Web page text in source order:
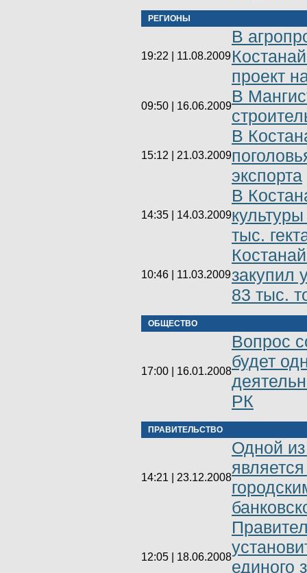
РЕГИОНЫ
19:22 | 11.08.2009
В
проект
09:50 | 16.06.2009
В
15:12 | 21.03.2009
В
экспорта
14:35 | 14.03.2009
В
тыс.
10:46 | 11.03.2009закупил
83 тыс.
ОБЩЕСТВО
17:00 | 16.01.2008
Вопрос
будет
РК
ПРАВИТЕЛЬСТВО
14:21 | 23.12.2008
Одной
12:05 | 18.06.2008
единого